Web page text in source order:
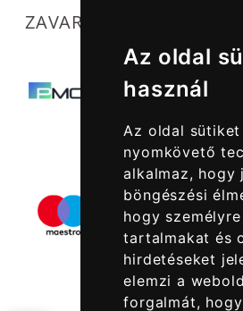
Az oldal
használ
Az oldal sütiket
nyomkövető
alkalmaz, hogy
böngészési
hogy
tartalmakat és
hirdetéseket
elemzi a
forgalmát,
ZAVARTALAN